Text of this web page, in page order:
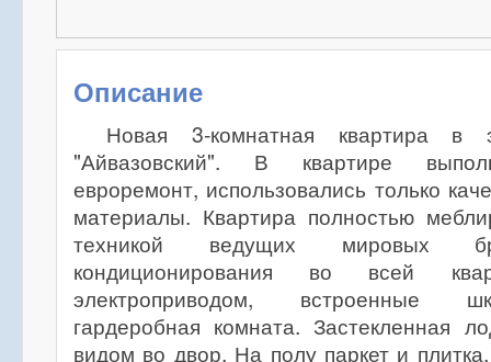
Описание
Новая 3-комнатная квартира в
"Айвазовский". В квартире
евроремонт, использовались только
материалы. Квартира полностью
техникой ведущих мировых
кондиционирования во всей
электроприводом, встроенные
гардеробная комната. Застекленная
видом во двор. На полу паркет и